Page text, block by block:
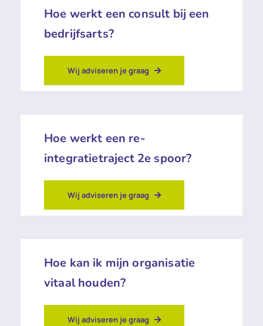
Hoe werkt een consult bij een
bedrijfsarts?
Wij adviseren je graag
Hoe werkt een re-
integratietraject 2e spoor?
Wij adviseren je graag
Hoe kan ik mijn organisatie
vitaal houden?
Wij adviseren je graag